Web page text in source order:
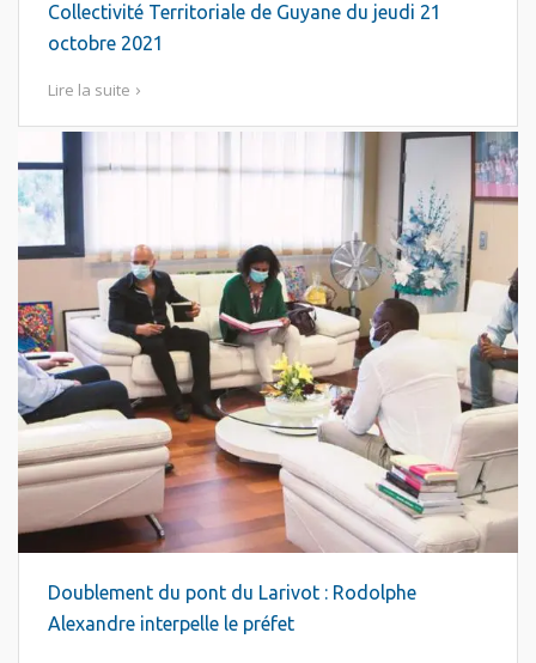
Collectivité Territoriale de Guyane du jeudi 21
octobre 2021
Lire la suite
Doublement du pont du Larivot : Rodolphe
Alexandre interpelle le préfet